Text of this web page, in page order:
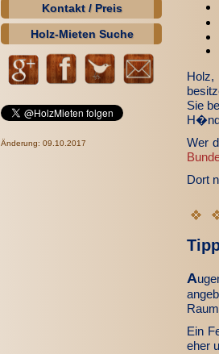
Kontakt / Preis
Holz-Mieten Suche
Änderung: 09.10.2017
Holz,
Sie
Wer
Dort
A
Ein
eher